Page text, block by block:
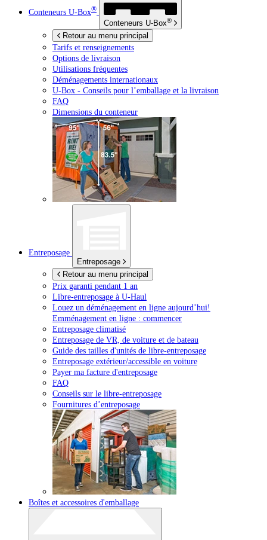
Conteneurs U-Box®
Conteneurs U-Box®
Retour au menu principal
Tarifs et renseignements
Options de livraison
Utilisations fréquentes
Déménagements internationaux
U-Box - Conseils pour l’emballage et la livraison
FAQ
Dimensions du conteneur
Entreposage
Entreposage
Retour au menu principal
Prix garanti pendant 1 an
Libre-entreposage à U-Haul
Louez un déménagement en ligne aujourd’hui!
Emménagement en ligne : commencer
Entreposage climatisé
Entreposage de VR, de voiture et de bateau
Guide des tailles d'unités de libre-entreposage
Entreposage extérieur/accessible en voiture
Payer ma facture d'entreposage
FAQ
Conseils sur le libre-entreposage
Fournitures d’entreposage
Boîtes et accessoires d'emballage